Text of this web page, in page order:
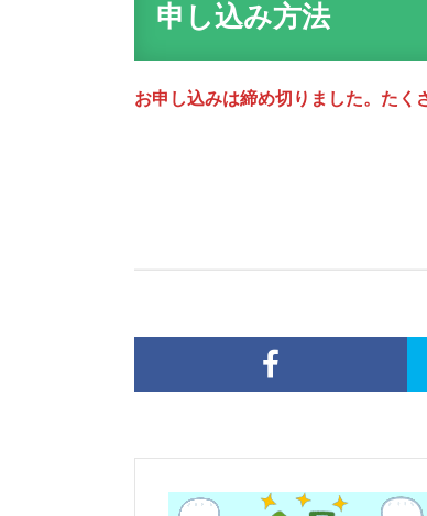
申し込み方法
お申し込みは締め切りました。たく